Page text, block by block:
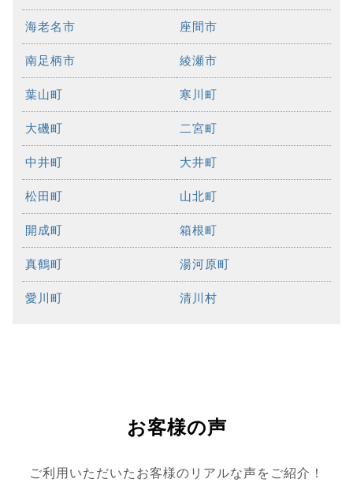
海老名市 座間市
南足柄市 綾瀬市
葉山町 寒川町
大磯町 二宮町
中井町 大井町
松田町 山北町
開成町 箱根町
真鶴町 湯河原町
愛川町 清川村
お客様の声
ご利用いただいたお客様のリアルな声をご紹介！